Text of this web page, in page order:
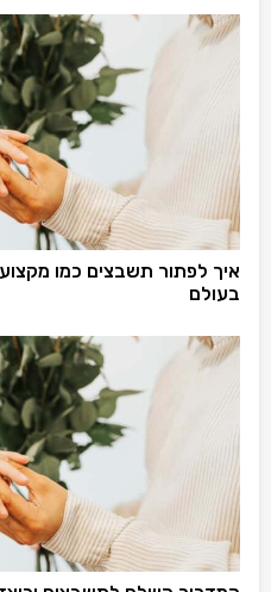
איך לפתור תשבצים כמו
בעולם